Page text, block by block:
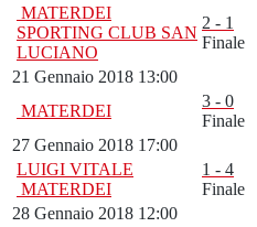
MATERDEI
SPORTING CLUB SAN
LUCIANO
2 - 1
Finale
21 Gennaio 2018 13:00
MATERDEI
3 - 0
Finale
27 Gennaio 2018 17:00
LUIGI VITALE
MATERDEI
1 - 4
Finale
28 Gennaio 2018 12:00